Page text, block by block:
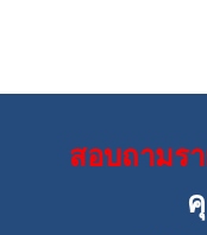
สอบถามร